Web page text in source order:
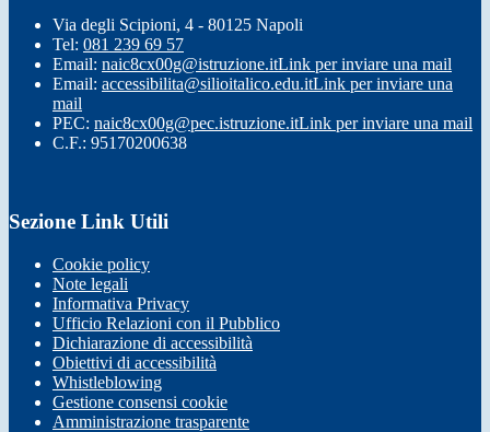
Via degli Scipioni, 4 - 80125 Napoli
Tel: 081 239 69 57
Email: naic8cx00g@istruzione.itLink per inviare una mail
Email: accessibilita@silioitalico.edu.itLink per inviare una
mail
PEC: naic8cx00g@pec.istruzione.itLink per inviare una mail
C.F.: 95170200638
Sezione Link Utili
Cookie policy
Note legali
Informativa Privacy
Ufficio Relazioni con il Pubblico
Dichiarazione di accessibilità
Obiettivi di accessibilità
Whistleblowing
Gestione consensi cookie
Amministrazione trasparente